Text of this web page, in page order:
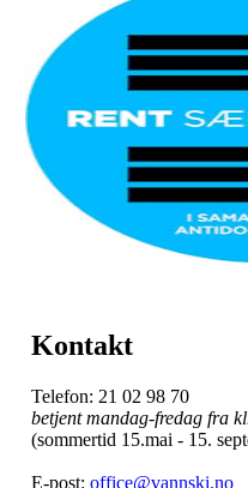
Kontakt
Telefon: 21 02 98 70
betjent mandag-fredag fra
(sommertid 15.mai - 15.
E-post: office@vannski.no